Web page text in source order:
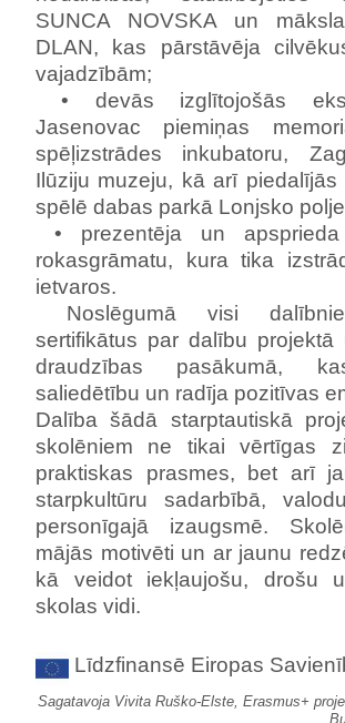
SUNCA NOVSKA un
DLAN, kas pārstāvēja
vajadzībām;
• devās izglītojošās
Jasenovac piemiņas
spēļizstrādes inkubatoru,
Ilūziju muzeju, kā arī piedalījās
spēlē dabas parkā Lonjsko
• prezentēja un apsprieda
rokasgrāmatu, kura tika
ietvaros.
Noslēgumā visi
sertifikātus par dalību projektā
draudzības pasākumā,
saliedētību un radīja pozitīvas
Dalība šādā starptautiskā
skolēniem ne tikai vērtīgas
praktiskas prasmes, bet arī
starpkultūru sadarbībā,
personīgajā izaugsmē.
mājās motivēti un ar jaunu
kā veidot iekļaujošu, drošu
skolas vidi.
Līdzfinansē Eiropas
Sagatavoja Vivita Ruško-Elste, Erasmus+